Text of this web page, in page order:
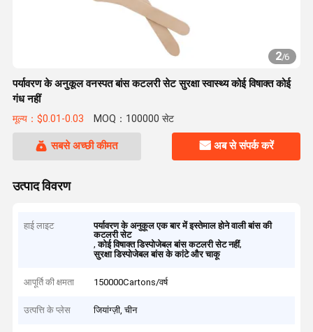
2/6
पर्यावरण के अनुकूल वनस्पत बांस कटलरी सेट सुरक्षा स्वास्थ्य कोई विषाक्त कोई
गंध नहीं
मूल्य：$0.01-0.03 MOQ：100000 सेट
सबसे अच्छी कीमत अब से संपर्क करें
उत्पाद विवरण
हाई लाइट
पर्यावरण के अनुकूल एक बार में इस्तेमाल होने वाली बांस की
कटलरी सेट
,कोई विषाक्त डिस्पोजेबल बांस कटलरी सेट नहीं,
सुरक्षा डिस्पोजेबल बांस के कांटे और चाकू
आपूर्ति की क्षमता 150000Cartons/वर्ष
उत्पत्ति के प्लेस जियांग्ज़ी, चीन